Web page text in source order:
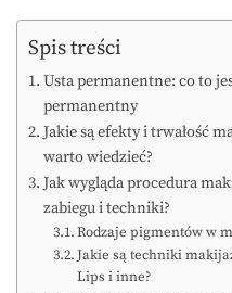
Spis treści
Usta permanentne: co to
permanentny
Jakie są efekty i trwałość
warto wiedzieć?
Jak wygląda procedura
zabiegu i techniki?
Rodzaje pigmentów w
Jakie są techniki
Lips i inne?